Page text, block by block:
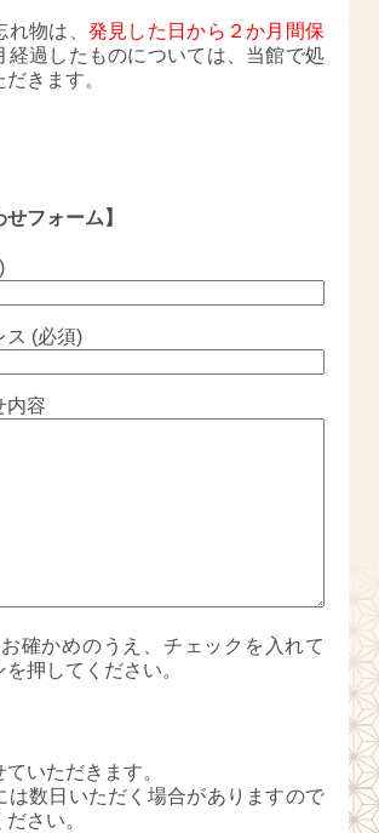
物は、 発見した日から２か月間保
経過したものについては、当館で処
きます。
せフォーム】
ス (必須)
内容
確かめのうえ、チェックを入れて
押してください。
いただきます。
は数日いただく場合がありますので
さい。